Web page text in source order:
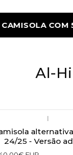
COM
Al-
|
24/25 - Versão